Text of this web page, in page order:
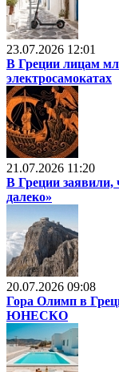
23.07.2026 12:01
В Греции лицам
электросамокатах
21.07.2026 11:20
В Греции заявили,
далеко»
20.07.2026 09:08
Гора Олимп в
ЮНЕСКО